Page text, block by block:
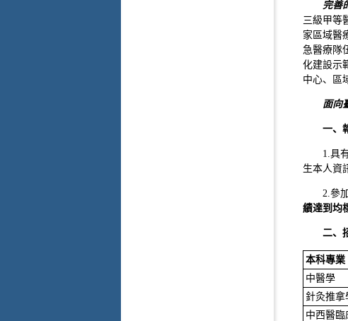
完善
三級甲等
家區域醫
急醫療隊
化建設示
中心、區
面向
一、
1.具
生本人資
2.參
績達到均
二、
本科專業
中醫學
針灸推拿
中西醫臨